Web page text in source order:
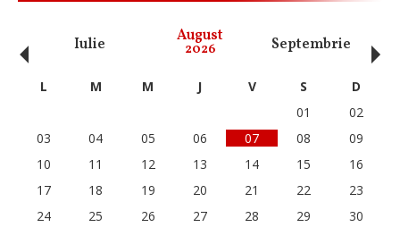
Iulie August
2026 Septembrie
‹ L M M J V S
D
01
02
03
04 05 06 07 08
09
10
11 12 13 14 15
16
17
18 19 20 21 22
23
24
25 26 27 28 29
30